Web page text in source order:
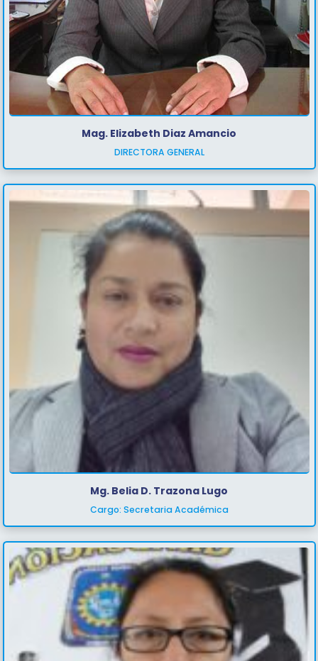
Mag. Elizabeth Diaz Amancio
DIRECTORA GENERAL
Mg. Belia D. Trazona Lugo
Cargo: Secretaria Académica